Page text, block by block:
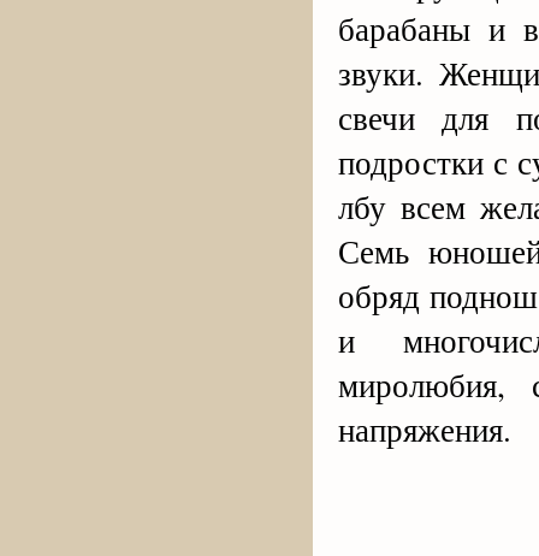
барабаны и
звуки.
свечи для
подростки с
лбу всем
Семь
обряд
и
миролюбия,
напряжения.